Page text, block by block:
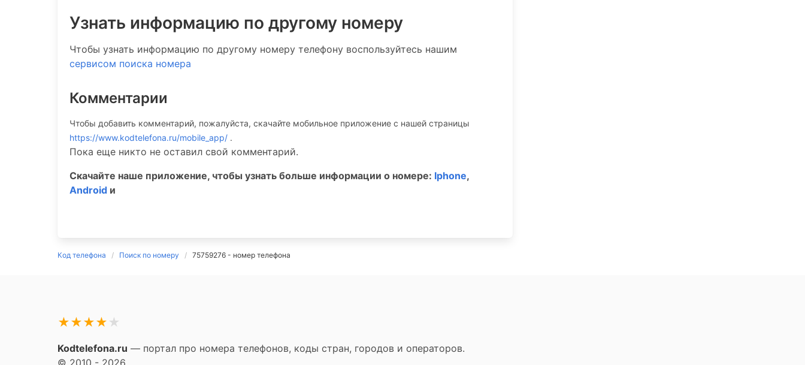
Узнать информацию по другому номеру
Чтобы узнать информацию по другому номеру телефону воспользуйтесь нашим
сервисом поиска номера
Комментарии
Чтобы добавить комментарий, пожалуйста, скачайте мобильное приложение c нашей страницы
https://www.kodtelefona.ru/mobile_app/ .
Пока еще никто не оставил свой комментарий.
Скачайте наше приложение, чтобы узнать больше информации о номере: Iphone,
Android и
Код телефона Поиск по номеру 75759276 - номер телефона
★
★
★
★
★
Kodtelefona.ru — портал про номера телефонов, коды стран, городов и операторов.
© 2010 - 2026